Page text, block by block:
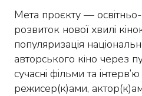
Мета проєкту —
розвиток нової хвилі
популяризація
авторського кіно через
сучасні фільми та
режисер(к)ами,